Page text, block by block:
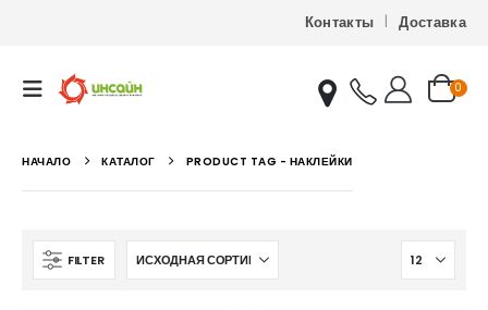
Контакты Доставка
0
НАЧАЛО КАТАЛОГ PRODUCT TAG - НАКЛЕЙКИ
FILTER